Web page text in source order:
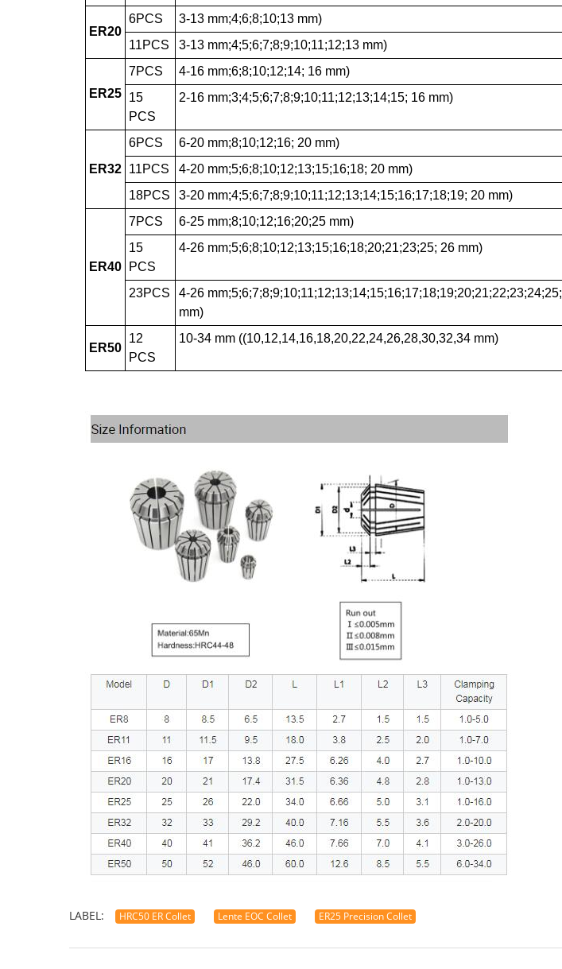
ER20
6PCS
3-13 mm;4;6;8;10;13 mm)
11PCS
3-13 mm;4;5;6;7;8;9;10;11;12;13 mm)
ER25
7PCS
4-16 mm;6;8;10;12;14; 16 mm)
15
PCS
2-16 mm;3;4;5;6;7;8;9;10;11;12;13;14;15; 16 mm)
ER32
6PCS
6-20 mm;8;10;12;16; 20 mm)
11PCS
4-20 mm;5;6;8;10;12;13;15;16;18; 20 mm)
18PCS
3-20 mm;4;5;6;7;8;9;10;11;12;13;14;15;16;17;18;19; 20 mm)
ER40
7PCS
6-25 mm;8;10;12;16;20;25 mm)
15
PCS
4-26 mm;5;6;8;10;12;13;15;16;18;20;21;23;25; 26 mm)
23PCS
4-26
mm)
ER50
12
PCS
10-34 mm ((10,12,14,16,18,20,22,24,26,28,30,32,34 mm)
LABEL: HRC50 ER Collet Lente EOC Collet ER25 Precision Collet